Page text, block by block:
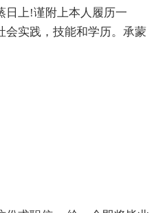
日上!谨附上本人履历一
会实践，技能和学历。承蒙